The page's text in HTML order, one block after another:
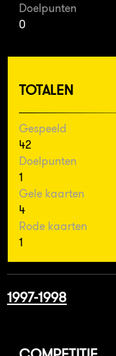
Doelpunten
0
TOTALEN
Gespeeld
42
Doelpunten
1
Gele kaarten
4
Rode kaarten
1
1997-1998